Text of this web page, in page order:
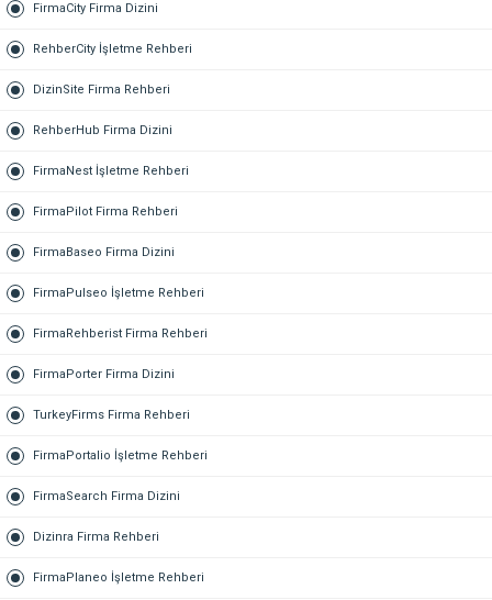
FirmaCity Firma Dizini
RehberCity İşletme Rehberi
DizinSite Firma Rehberi
RehberHub Firma Dizini
FirmaNest İşletme Rehberi
FirmaPilot Firma Rehberi
FirmaBaseo Firma Dizini
FirmaPulseo İşletme Rehberi
FirmaRehberist Firma Rehberi
FirmaPorter Firma Dizini
TurkeyFirms Firma Rehberi
FirmaPortalio İşletme Rehberi
FirmaSearch Firma Dizini
Dizinra Firma Rehberi
FirmaPlaneo İşletme Rehberi